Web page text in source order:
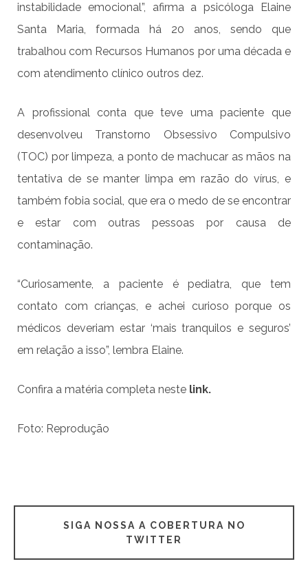
instabilidade emocional”, afirma a psicóloga Elaine
Santa Maria, formada há 20 anos, sendo que
trabalhou com Recursos Humanos por uma década e
com atendimento clínico outros dez.
A profissional conta que teve uma paciente que
desenvolveu Transtorno Obsessivo Compulsivo
(TOC) por limpeza, a ponto de machucar as mãos na
tentativa de se manter limpa em razão do vírus, e
também fobia social, que era o medo de se encontrar
e estar com outras pessoas por causa de
contaminação.
“Curiosamente, a paciente é pediatra, que tem
contato com crianças, e achei curioso porque os
médicos deveriam estar ‘mais tranquilos e seguros’
em relação a isso”, lembra Elaine.
Confira a matéria completa neste link.
Foto: Reprodução
SIGA NOSSA A COBERTURA NO
TWITTER